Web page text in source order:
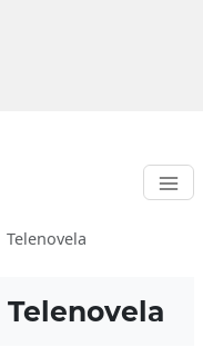
Telenovela
Telenovela